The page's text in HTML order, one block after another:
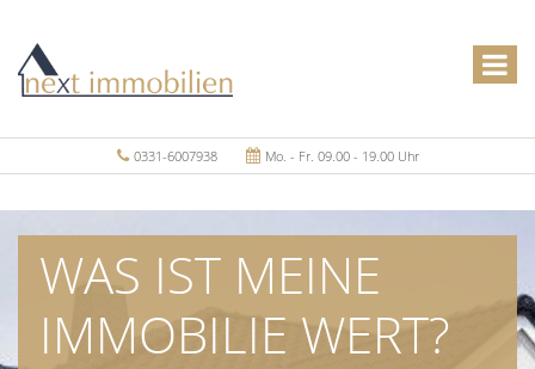
0331-6007938 Mo. - Fr. 09.00 - 19.00 Uhr
WAS IST MEINE
IMMOBILIE WERT?